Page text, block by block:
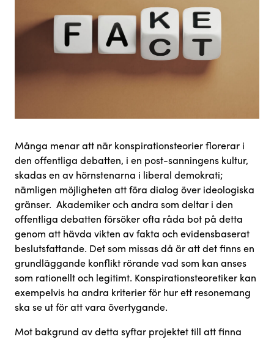
Många menar att när konspirationsteorier florerar i
den offentliga debatten, i en post-sanningens kultur,
skadas en av hörnstenarna i liberal demokrati;
nämligen möjligheten att föra dialog över ideologiska
gränser. Akademiker och andra som deltar i den
offentliga debatten försöker ofta råda bot på detta
genom att hävda vikten av fakta och evidensbaserat
beslutsfattande. Det som missas då är att det finns en
grundläggande konflikt rörande vad som kan anses
som rationellt och legitimt. Konspirationsteoretiker kan
exempelvis ha andra kriterier för hur ett resonemang
ska se ut för att vara övertygande.
Mot bakgrund av detta syftar projektet till att finna